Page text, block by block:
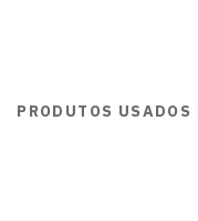
PRODUTOS USADOS